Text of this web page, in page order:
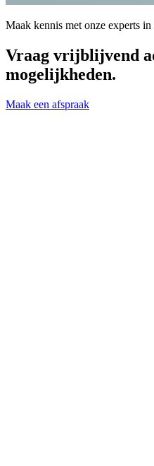
Maak kennis met onze experts in
Vraag vrijblijvend
mogelijkheden.
Maak een afspraak